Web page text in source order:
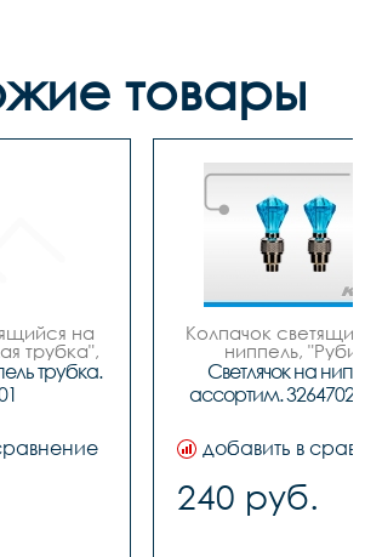
товары
на
трубка",
трубка.
Колпачок
ниппель,
индивидуальная
на блистере,
дизайн, бренд
Светлячок на
ассортим. 3264702
добавить в
240 руб.